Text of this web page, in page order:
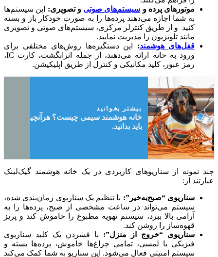
موتورهای پرده و سیستم‌های صوتی و تصویری: این سیستم‌ها
به شما اجازه می‌دهند پرده‌ها را به صورت خودکار باز و بسته
کنید و از طریق کنترلر مرکزی، سیستم‌های صوتی و تصویری
مانند تلویزیون را مدیریت نمایید.
قفل‌های هوشمند: این دستگیره‌ها روش‌های مختلفی برای
ورود به خانه ارائه می‌دهند، از جمله اثرانگشت، کارت IC،
رمز عبور، کلید مکانیکی و کنترل از طریق اپلیکیشن.
بیشتر بخوانید
خانه هوشمند سیمی چیست؟ هرآنچیزی که
باید بدانید.
چند نمونه از سناریوهای کاربردی در یک خانه هوشمند گیک‌لینک
عبارتند از:
سناریوی “صبح‌به‌خیر”: با تنظیم یک سناریوی زمان‌بندی شده،
سیستم می‌تواند در ساعت مشخصی از صبح، پرده‌ها را به
آرامی بالا ببرد، سیستم تهویه مطبوع را خاموش کند و پریز
قهوه‌ساز را روشن کند.
سناریوی “خروج از منزل”: با فشردن یک کلید سناریوی
فیزیکی یا لمسی، تمامی چراغ‌ها خاموش، پرده‌ها بسته و
سیستم امنیتی فعال می‌شود. این سناریو به شما کمک می‌کند